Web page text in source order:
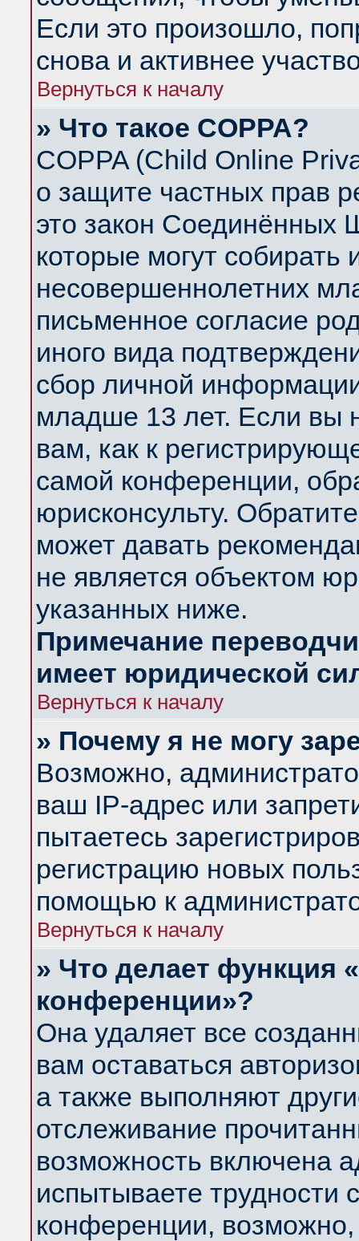
Если это произошло,
снова и активнее
Вернуться к началу
» Что такое COPPA?
COPPA (Child Online
о защите частных прав
это закон Соединённых
которые могут
несовершеннолетних
письменное согласие
иного вида
сбор личной
младше 13 лет. Если вы
вам, как к
самой конференции,
юрисконсульту.
может давать
не является объектом
указанных ниже.
Примечание
имеет юридической
Вернуться к началу
» Почему я не могу
Возможно,
ваш IP-адрес или
пытаетесь
регистрацию новых
помощью к
Вернуться к началу
» Что делает функция
конференции»?
Она удаляет все
вам оставаться
а также выполняют
отслеживание
возможность включена
испытываете трудности
конференции,